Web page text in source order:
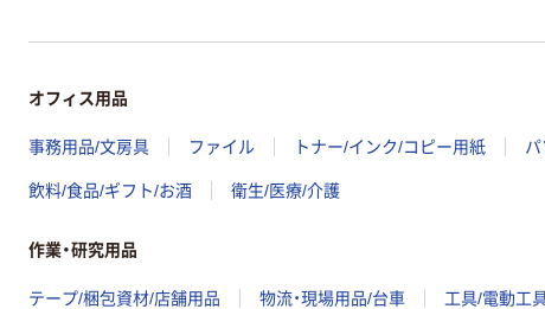
オフィス用品
事務用品/文房具 ファイル トナー/インク/コピー用紙
飲料/食品/ギフト/お酒 衛生/医療/介護
作業・研究用品
テープ/梱包資材/店舗用品 物流・現場用品/台車 工具/電動工